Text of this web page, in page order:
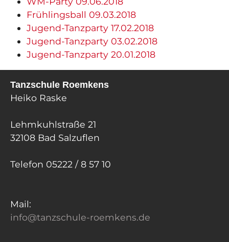
Frühlingsball 09.03.2018
Jugend-Tanzparty 17.02.2018
Jugend-Tanzparty 03.02.2018
Jugend-Tanzparty 20.01.2018
Tanzschule Roemkens
Heiko Raske
Lehmkuhlstraße 21
32108 Bad Salzuflen
Telefon 05222 / 8 57 10
Mail:
info@tanzschule-roemkens.de